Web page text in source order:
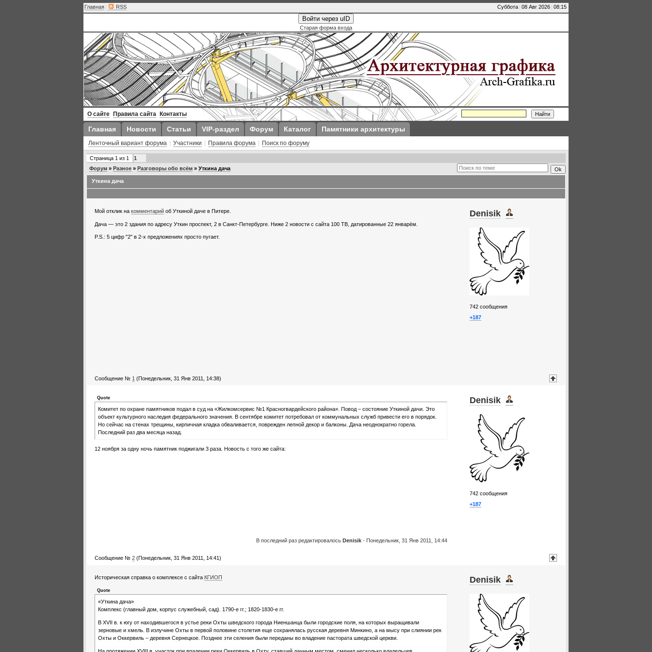
Суббота | 08 Авг 2026 | 08:15
Главная | RSS
Войти через uID
Старая форма входа
О сайте Правила сайта Контакты
Главная Новости Статьи VIP-раздел Форум Каталог Памятники архитектуры
Ленточный вариант форума Участники Правила форума Поиск по форуму
Страница 1 из 1
1
Форум » Разное » Разговоры обо всём » Уткина дача
Уткина дача
Мой отклик на комментарий об Уткиной даче в Питере.
Дача — это 2 здания по адресу Уткин проспект, 2 в Санкт-Петербурге. Ниже 2 новости с сайта 100 ТВ, датированные 22 январём.
P.S.: 5 цифр "2" в 2-х предложениях просто пугает.
Denisik
742 сообщения
+187
Сообщение № 1 (Понедельник, 31 Янв 2011, 14:38)
Quote
Комитет по охране памятников подал в суд на «Жилкомсервис №1 Красногвардейского района». Повод – состояние Уткиной дачи. Это
объект культурного наследия федерального значения. В сентябре комитет потребовал от коммунальных служб привести его в порядок.
Но сейчас на стенах трещины, кирпичная кладка обваливается, поврежден лепной декор и балконы. Дача неоднократно горела.
Последний раз два месяца назад.
12 ноября за одну ночь памятник поджигали 3 раза. Новость с того же сайта:
В последний раз редактировалось Denisik - Понедельник, 31 Янв 2011, 14:44
Denisik
742 сообщения
+187
Сообщение № 2 (Понедельник, 31 Янв 2011, 14:41)
Историческая справка о комплексе с сайта КГИОП
Quote
«Уткина дача»
Комплекс (главный дом, корпус служебный, сад). 1790-е гг.; 1820-1830-е гг.
В XVII в. к югу от находившегося в устье реки Охты шведского города Ниеншанца были городские поля, на которых выращивали
зерновые и хмель. В излучине Охты в первой половине столетия еще сохранялась русская деревня Минкино, а на мысу при слиянии рек
Охты и Оккервиль – деревня Сернецкое. Позднее эти селения были переданы во владение пастората шведской церкви.
Denisik